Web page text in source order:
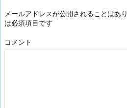
メールアドレスが公開されることはあり
は必須項目です
コメント